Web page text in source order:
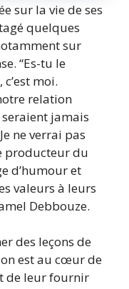
sur la vie de ses
quelques
sur
“Es-tu le
moi.
relation
jamais
ne verrai pas
producteur du
d’humour et
valeurs à leurs
Debbouze.
des leçons de
est au cœur de
de leur fournir